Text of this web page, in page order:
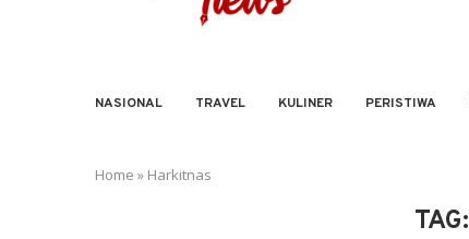
NASIONAL TRAVEL KULINER PERISTIWA
Home » Harkitnas
TAG: